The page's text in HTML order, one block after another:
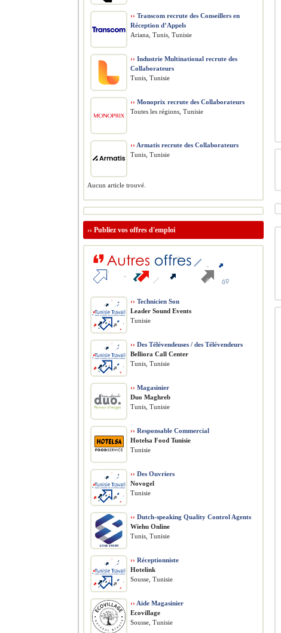
›› Transcom recrute des Conseillers en
Réception d’Appels
Ariana, Tunis, Tunisie
›› Industrie Multinational recrute des
Collaborateurs
Tunis, Tunisie
›› Monoprix recrute des Collaborateurs
Toutes les régions, Tunisie
›› Armatis recrute des Collaborateurs
Tunis, Tunisie
Aucun article trouvé.
›› Publiez vos offres d'emploi
›› Technicien Son
Leader Sound Events
Tunisie
›› Des Télévendeuses / des Télévendeurs
Belliora Call Center
Tunis, Tunisie
›› Magasinier
Duo Maghreb
Tunis, Tunisie
›› Responsable Commercial
Hotelsa Food Tunisie
Tunisie
›› Des Ouvriers
Novogel
Tunisie
›› Dutch-speaking Quality Control Agents
Wiehu Online
Tunis, Tunisie
›› Réceptionniste
Hotelink
Sousse, Tunisie
›› Aide Magasinier
Ecovillage
Sousse, Tunisie